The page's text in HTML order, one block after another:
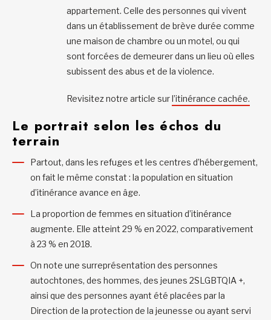
appartement. Celle des personnes qui vivent
dans un établissement de brève durée comme
une maison de chambre ou un motel, ou qui
sont forcées de demeurer dans un lieu où elles
subissent des abus et de la violence.
Revisitez notre article surl’itinérance cachée.
Le portrait selon les échos du
terrain
Partout, dans les refuges et les centres d’hébergement,
on fait le même constat : la population en situation
d’itinérance avance en âge.
La proportion de femmes en situation d’itinérance
augmente. Elle atteint 29 % en 2022, comparativement
à 23 % en 2018.
On note une surreprésentation des personnes
autochtones, des hommes, des jeunes 2SLGBTQIA +,
ainsi que des personnes ayant été placées par la
Direction de la protection de la jeunesse ou ayant servi